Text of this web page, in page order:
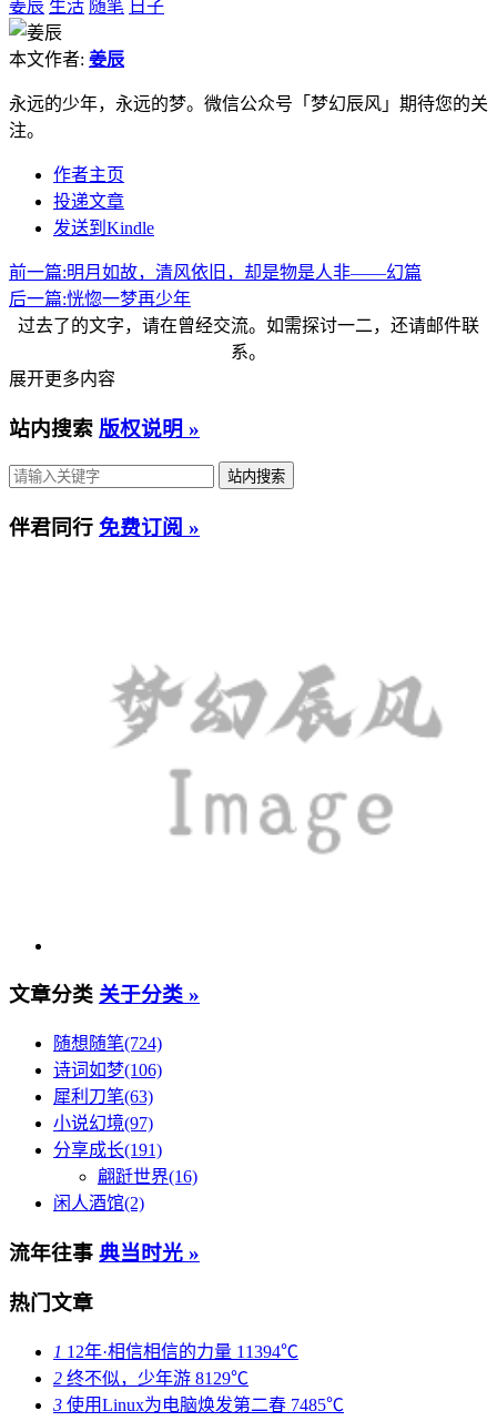
姜辰 生活 随笔 日子
本文作者: 姜辰
永远的少年，永远的梦。微信公众号「梦幻辰风」期待您的关
注。
作者主页
投递文章
发送到Kindle
前一篇:明月如故，清风依旧，却是物是人非——幻篇
后一篇:恍惚一梦再少年
过去了的文字，请在曾经交流。如需探讨一二，还请邮件联
系。
展开更多内容
站内搜索 版权说明 »
伴君同行 免费订阅 »
文章分类 关于分类 »
随想随笔(724)
诗词如梦(106)
犀利刀笔(63)
小说幻境(97)
分享成长(191)
翩跹世界(16)
闲人酒馆(2)
流年往事 典当时光 »
热门文章
1 12年·相信相信的力量 11394℃
2 终不似，少年游 8129℃
3 使用Linux为电脑焕发第二春 7485℃